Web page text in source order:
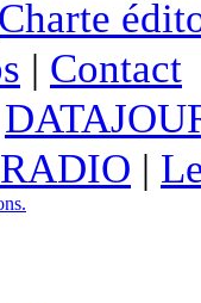
Charte
| Contact
|